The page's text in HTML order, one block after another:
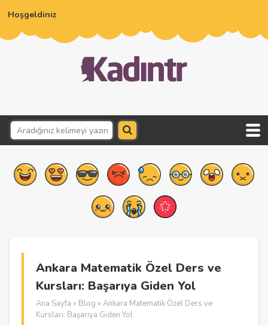
Hoşgeldiniz
Ankara Matematik Özel Ders ve
Kursları: Başarıya Giden Yol
Ana Sayfa » Blog » Ankara Matematik Özel Ders ve
Kursları: Başarıya Giden Yol